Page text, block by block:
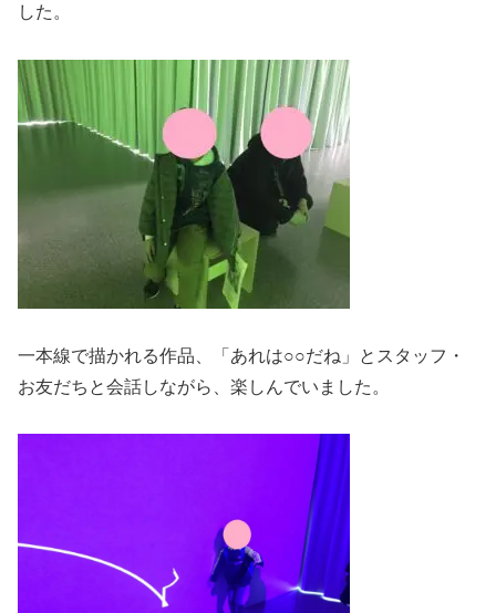
した。
一本線で描かれる作品、「あれは○○だね」とスタッフ・
お友だちと会話しながら、楽しんでいました。